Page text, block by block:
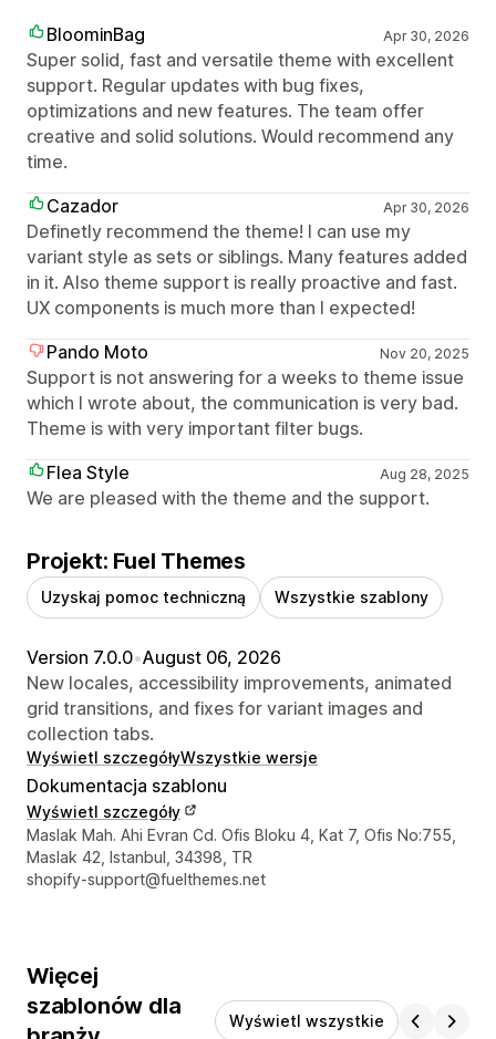
BloominBag Apr 30, 2026
Super solid, fast and versatile theme with excellent
support. Regular updates with bug fixes,
optimizations and new features. The team offer
creative and solid solutions. Would recommend any
time.
Cazador
Apr 30, 2026
Definetly recommend the theme! I can use my
variant style as sets or siblings. Many features added
in it. Also theme support is really proactive and fast.
UX components is much more than I expected!
Pando Moto
Nov 20, 2025
Support is not answering for a weeks to theme issue
which I wrote about, the communication is very bad.
Theme is with very important filter bugs.
Flea Style
Aug 28, 2025
We are pleased with the theme and the support.
Projekt: Fuel Themes
Uzyskaj pomoc techniczną Wszystkie szablony
Version 7.0.0•August 06, 2026
New locales, accessibility improvements, animated
grid transitions, and fixes for variant images and
collection tabs.
Wyświetl szczegółyWszystkie wersje
Dokumentacja szablonu
Wyświetl szczegóły
Dane kontaktowe projektanta
Maslak Mah. Ahi Evran Cd. Ofis Bloku 4, Kat 7, Ofis No:755,
Maslak 42, Istanbul, 34398, TR
shopify-support@fuelthemes.net
Więcej
szablonów dla
Wyświetl wszystkie